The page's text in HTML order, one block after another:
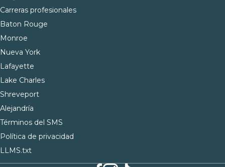
Carreras profesionales
Baton Rouge
Monroe
Nueva York
Lafayette
Lake Charles
Shreveport
Alejandría
Términos del SMS
Política de privacidad
LLMS.txt